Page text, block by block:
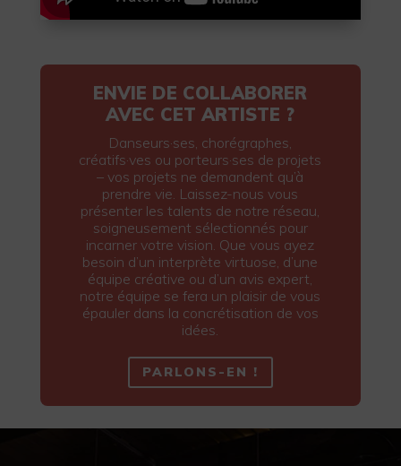
ENVIE DE COLLABORER
AVEC CET ARTISTE ?
Danseurs·ses, chorégraphes,
créatifs·ves ou porteurs·ses de projets
– vos projets ne demandent qu’à
prendre vie. Laissez-nous vous
présenter les talents de notre réseau,
soigneusement sélectionnés pour
incarner votre vision. Que vous ayez
besoin d’un interprète virtuose, d’une
équipe créative ou d’un avis expert,
notre équipe se fera un plaisir de vous
épauler dans la concrétisation de vos
idées.
PARLONS-EN !